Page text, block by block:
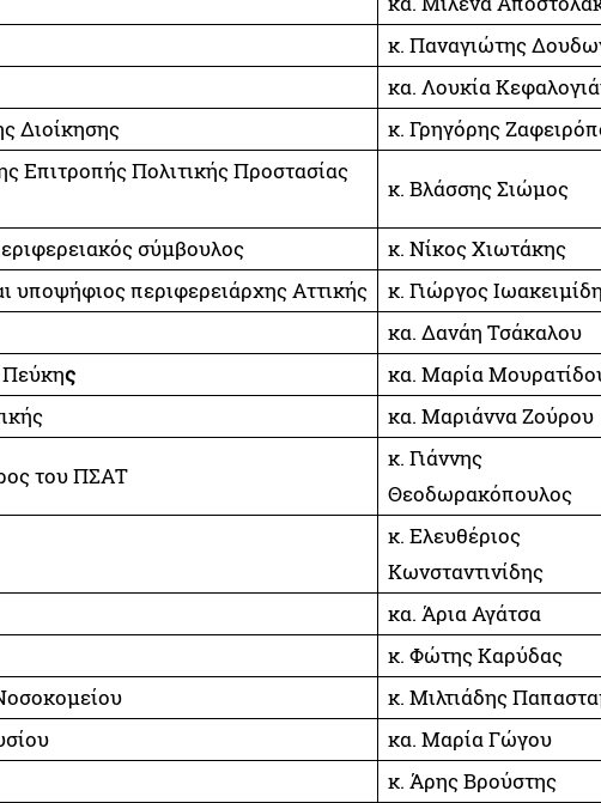
κ. Παναγιώτης
κα. Λουκία
Διοίκησης
κ. Γρηγόρης
Επιτροπής Πολιτικής Προστασίας
κ. Βλάσσης Σιώμος
σύμβουλος
κ. Νίκος Χιωτάκης
περιφερειάρχης Αττικής
κ. Γιώργος
κα. Δανάη Τσάκαλου
ς
κα. Μαρία
κα. Μαριάννα Ζούρου
του ΠΣΑΤ
κ. Γιάννης
Θεοδωρακόπουλος
κ. Ελευθέριος
Κωνσταντινίδης
κα. Άρια Αγάτσα
κ. Φώτης Καρύδας
κ. Μιλτιάδης
κα. Μαρία Γώγου
κ. Άρης Βρούστης